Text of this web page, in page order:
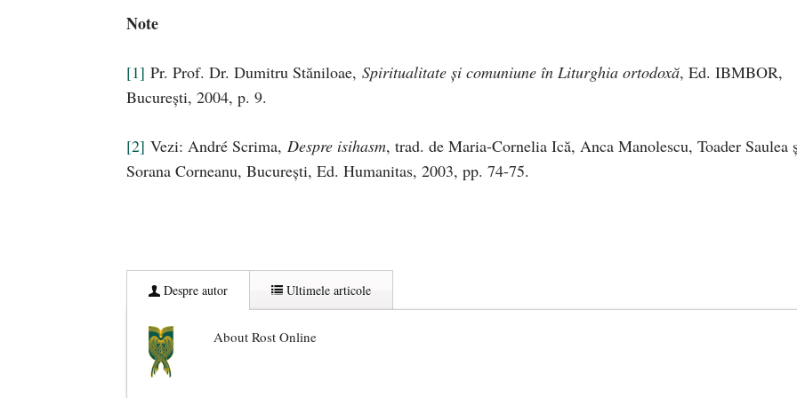
Note
[1] Pr. Prof. Dr. Dumitru Stăniloae, Spiritualitate și comuniune în Liturghia ortodoxă, Ed. IBMBOR,
București, 2004, p. 9.
[2] Vezi: André Scrima, Despre isihasm, trad. de Maria-Cornelia Ică, Anca Manolescu, Toader Saulea
Sorana Corneanu, București, Ed. Humanitas, 2003, pp. 74-75.
Despre autor Ultimele articole
About Rost Online